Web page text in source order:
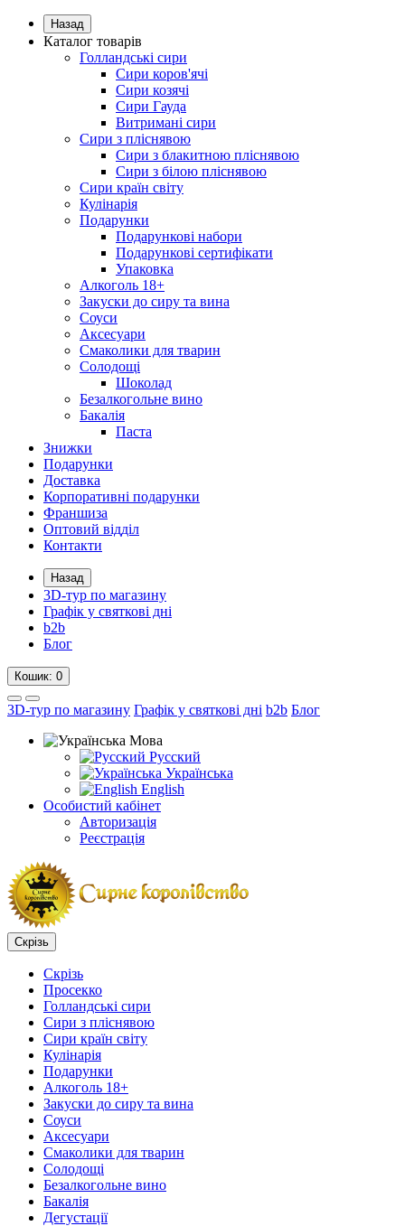
Назад
Каталог товарів
Голландські сири
Сири коров'ячі
Сири козячі
Сири Гауда
Витримані сири
Сири з пліснявою
Сири з блакитною пліснявою
Сири з білою пліснявою
Сири країн світу
Кулінарія
Подарунки
Подарункові набори
Подарункові сертифікати
Упаковка
Алкоголь 18+
Закуски до сиру та вина
Соуси
Аксесуари
Смаколики для тварин
Солодощі
Шоколад
Безалкогольне вино
Бакалія
Паста
Знижки
Подарунки
Доставка
Корпоративні подарунки
Франшиза
Оптовий відділ
Контакти
Назад
3D-тур по магазину
Графік у святкові дні
b2b
Блог
Кошик: 0
3D-тур по магазину Графік у святкові дні b2b Блог
Мова
Русский
Українська
English
Особистий кабінет
Авторизація
Реєстрація
Скрізь
Скрізь
Просекко
Голландські сири
Сири з пліснявою
Сири країн світу
Кулінарія
Подарунки
Алкоголь 18+
Закуски до сиру та вина
Соуси
Аксесуари
Смаколики для тварин
Солодощі
Безалкогольне вино
Бакалія
Дегустації